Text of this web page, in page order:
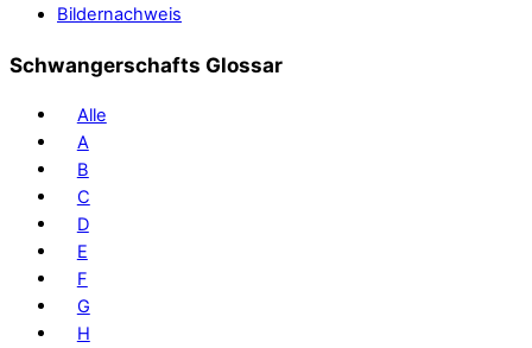
Bildernachweis
Schwangerschafts Glossar
Alle
A
B
C
D
E
F
G
H